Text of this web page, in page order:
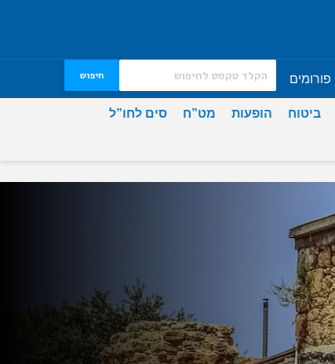
פורומים חיפוש
ביטוח הופעות מט”ח סים לחו”ל